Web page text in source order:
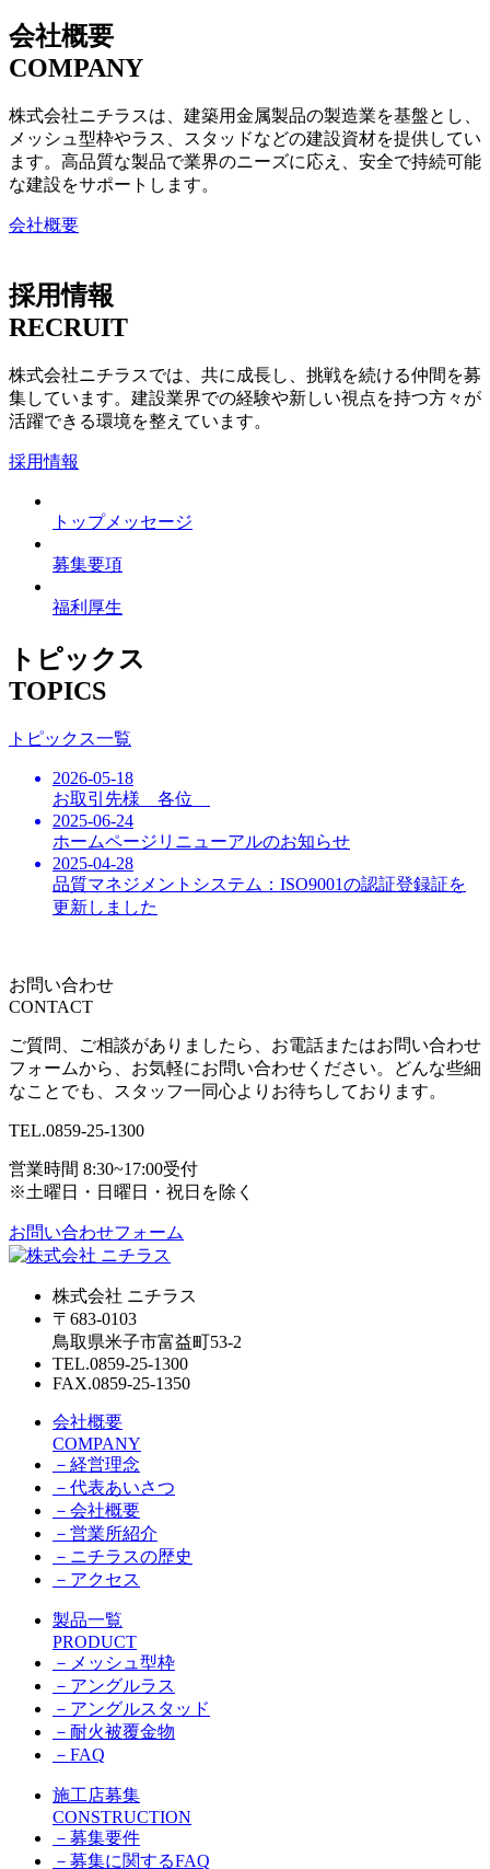
会社概要
COMPANY
株式会社ニチラスは、建築用金属製品の製造業を基盤とし、
メッシュ型枠やラス、スタッドなどの建設資材を提供してい
ます。高品質な製品で業界のニーズに応え、安全で持続可能
な建設をサポートします。
会社概要
採用情報
RECRUIT
株式会社ニチラスでは、共に成長し、挑戦を続ける仲間を募
集しています。建設業界での経験や新しい視点を持つ方々が
活躍できる環境を整えています。
採用情報
トップメッセージ
募集要項
福利厚生
トピックス
TOPICS
トピックス一覧
2026-05-18
お取引先様 各位
2025-06-24
ホームページリニューアルのお知らせ
2025-04-28
品質マネジメントシステム：ISO9001の認証登録証を
更新しました
お問い合わせ
CONTACT
ご質問、ご相談がありましたら、お電話またはお問い合わせ
フォームから、お気軽にお問い合わせください。どんな些細
なことでも、スタッフ一同心よりお待ちしております。
TEL.0859-25-1300
営業時間 8:30~17:00受付
※土曜日・日曜日・祝日を除く
お問い合わせフォーム
株式会社 ニチラス
〒683-0103
鳥取県米子市富益町53-2
TEL.0859-25-1300
FAX.0859-25-1350
会社概要
COMPANY
－ 経営理念
－ 代表あいさつ
－ 会社概要
－ 営業所紹介
－ ニチラスの歴史
－ アクセス
製品一覧
PRODUCT
－ メッシュ型枠
－ アングルラス
－ アングルスタッド
－ 耐火被覆金物
－ FAQ
施工店募集
CONSTRUCTION
－ 募集要件
－ 募集に関するFAQ